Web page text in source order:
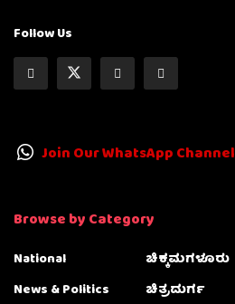
Follow Us
Join Our WhatsApp Channel
Browse by Category
National
News & Politics
ಚಿಕ್ಕಮಗಳೂರು
ಚಿತ್ರದುರ್ಗ